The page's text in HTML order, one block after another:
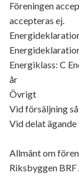
Föreningen
accepteras ej.
Energiklass: C
år
Övrigt
Vid försäljning
Vid delat
Allmänt om
Riksbyggen